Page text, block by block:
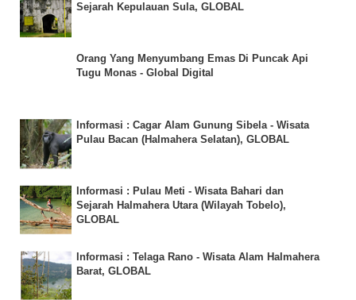
Sejarah Kepulauan Sula, GLOBAL
Orang Yang Menyumbang Emas Di Puncak Api
Tugu Monas - Global Digital
Informasi : Cagar Alam Gunung Sibela - Wisata
Pulau Bacan (Halmahera Selatan), GLOBAL
Informasi : Pulau Meti - Wisata Bahari dan
Sejarah Halmahera Utara (Wilayah Tobelo),
GLOBAL
Informasi : Telaga Rano - Wisata Alam Halmahera
Barat, GLOBAL